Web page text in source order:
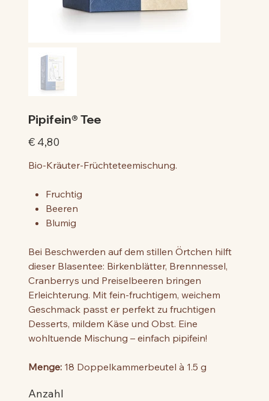
Pipifein® Tee
Preis
€ 4,80
Bio-Kräuter-Früchteteemischung.
Fruchtig
Beeren
Blumig
Bei Beschwerden auf dem stillen Örtchen hilft
dieser Blasentee: Birkenblätter, Brennnessel,
Cranberrys und Preiselbeeren bringen
Erleichterung. Mit fein-fruchtigem, weichem
Geschmack passt er perfekt zu fruchtigen
Desserts, mildem Käse und Obst. Eine
wohltuende Mischung – einfach pipifein!
Menge: 18 Doppelkammerbeutel à 1.5 g
Anzahl